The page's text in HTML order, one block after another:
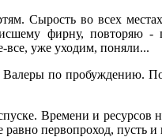
Сырость во всех
фирну, повторяю
все, уже уходим, поняли...
по пробуждению.
Времени и
равно первопроход,